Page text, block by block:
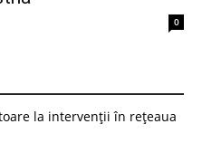
0
la intervenții în rețeaua